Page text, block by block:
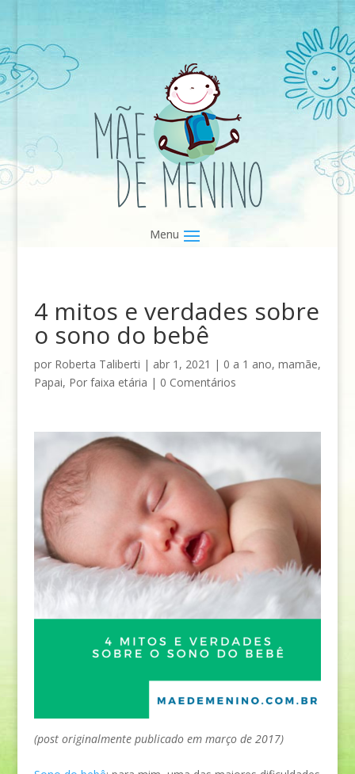
4 mitos e verdades sobre
o sono do bebê
por Roberta Taliberti | abr 1, 2021 | 0 a 1 ano, mamãe,
Papai, Por faixa etária | 0 Comentários
(post originalmente publicado em março de 2017)